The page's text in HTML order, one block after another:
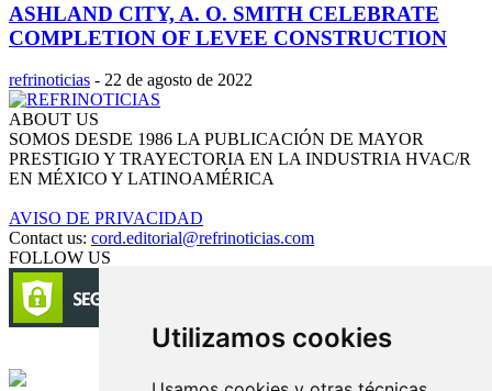
Utilizamos cookies
ASHLAND CITY, A. O. SMITH CELEBRATE
COMPLETION OF LEVEE CONSTRUCTION
refrinoticias - 22 de agosto de 2022
ABOUT US
SOMOS DESDE 1986 LA PUBLICACIÓN DE MAYOR
PRESTIGIO Y TRAYECTORIA EN LA INDUSTRIA HVAC/R
EN MÉXICO Y LATINOAMÉRICA
AVISO DE PRIVACIDAD
Contact us: cord.editorial@refrinoticias.com
FOLLOW US